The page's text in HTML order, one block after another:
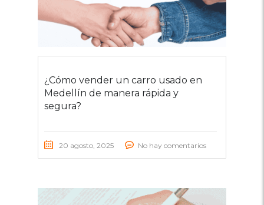
¿Cómo vender un carro usado en
Medellín de manera rápida y
segura?
20 agosto, 2025 No hay comentarios